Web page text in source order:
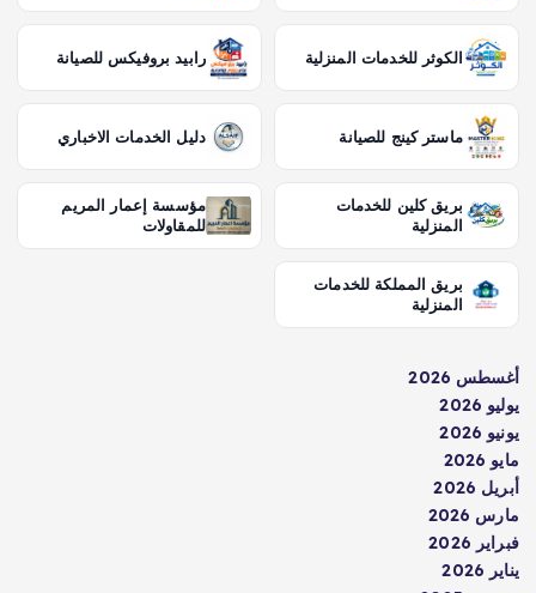
الكوثر للخدمات المنزلية رابيد بروفيكس للصيانة
ماستر كينج للصيانة دليل الخدمات الاخباري
بريق كلين للخدمات
المنزلية
مؤسسة إعمار المريم
للمقاولات
بريق المملكة للخدمات
المنزلية
أغسطس 2026
يوليو 2026
يونيو 2026
مايو 2026
أبريل 2026
مارس 2026
فبراير 2026
يناير 2026